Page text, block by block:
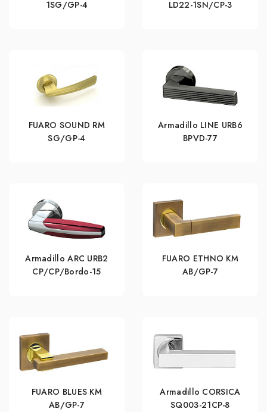
1SG/GP-4
LD22-1SN/CP-3
FUARO SOUND RM
SG/GP-4
Armadillo LINE URB6
BPVD-77
Armadillo ARC URB2
СР/СР/Bordo-15
FUARO ETHNO KM
AB/GP-7
FUARO BLUES KM
AB/GP-7
Armadillo CORSICA
SQ003-21CP-8